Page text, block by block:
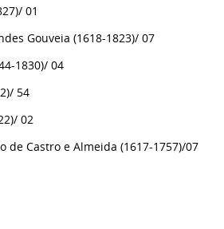
01
Gouveia (1618-1823)/ 07
1830)/ 04
54
02
de Castro e Almeida (1617-1757)/07